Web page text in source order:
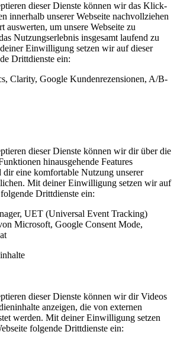
dieser Dienste können wir das Klick-
innerhalb unserer Webseite nachvollziehen
auswerten, um unsere Webseite zu
Nutzungserlebnis insgesamt laufend zu
Einwilligung setzen wir auf dieser
Drittdienste ein:
Clarity, Google Kundenrezensionen, A/B-
dieser Dienste können wir dir über die
hinausgehende Features
dir eine komfortable Nutzung unserer
Mit deiner Einwilligung setzen wir auf
Drittdienste ein:
UET (Universal Event Tracking)
Microsoft, Google Consent Mode,
dieser Dienste können wir dir Videos
anzeigen, die von externen
werden. Mit deiner Einwilligung setzen
folgende Drittdienste ein: